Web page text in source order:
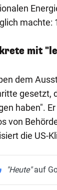
machte:
mit
dem
gesetzt,
haben".
von
die US-
"Heute"auf